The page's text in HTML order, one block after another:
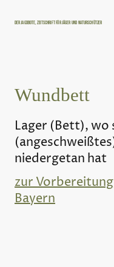
Der Jagdbote, Zeitschrift für Jäger und Naturschützer
Wundbett
Lager (Bett), wo
niedergetan hat
zur
Bayern